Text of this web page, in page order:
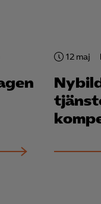
12 maj